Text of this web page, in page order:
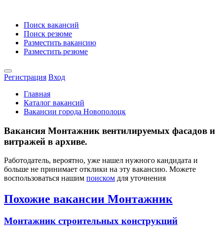
Поиск вакансий
Поиск резюме
Разместить вакансию
Разместить резюме
Регистрация Вход
Главная
Каталог вакансий
Вакансии города Новополоцк
Вакансия Монтажник вентилируемых фасадов и
витражей в архиве.
Работодатель, вероятно, уже нашел нужного кандидата и
больше не принимает отклики на эту вакансию. Можете
воспользоваться нашим поиском для уточнения
Похожие вакансии Монтажник
Монтажник строительных конструкций